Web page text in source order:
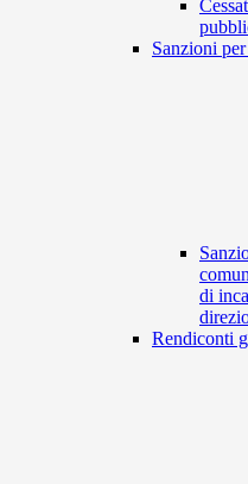
Sanzioni
di
Rendiconti